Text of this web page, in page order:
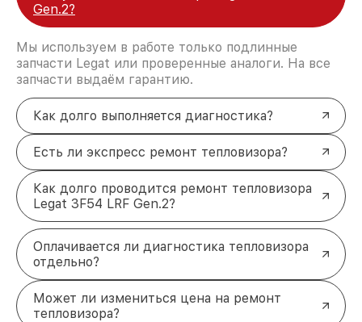
Gen.2?
Мы используем в работе только подлинные
запчасти Legat или проверенные аналоги. На все
запчасти выдаём гарантию.
Как долго выполняется диагностика?
Есть ли экспресс ремонт тепловизора?
Как долго проводится ремонт тепловизора
Legat 3F54 LRF Gen.2?
Оплачивается ли диагностика тепловизора
отдельно?
Может ли измениться цена на ремонт
тепловизора?